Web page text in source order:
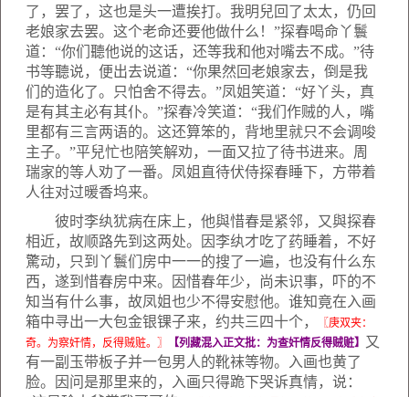
了，罢了，这也是头一遭挨打。我明兒回了太太，仍回
老娘家去罢。这个老命还要他做什么！”探春喝命丫鬟
道：“你们聽他说的这话，还等我和他对嘴去不成。”待
书等聽说，便出去说道：“你果然回老娘家去，倒是我
们的造化了。只怕舍不得去。”凤姐笑道：“好丫头，真
是有其主必有其仆。”探春冷笑道：“我们作贼的人，嘴
里都有三言两语的。这还算笨的，背地里就只不会调唆
主子。”平兒忙也陪笑解劝，一面又拉了待书进来。周
瑞家的等人劝了一番。凤姐直待伏侍探春睡下，方带着
人往对过暖香坞来。
彼时李纨犹病在床上，他與惜春是紧邻，又與探春
相近，故顺路先到这两处。因李纨才吃了药睡着，不好
驚动，只到丫鬟们房中一一的搜了一遍，也没有什么东
西，遂到惜春房中来。因惜春年少，尚未识事，吓的不
知当有什么事，故凤姐也少不得安慰他。谁知竟在入画
箱中寻出一大包金银锞子来，约共三四十个，
〖庚双夹：
奇。为察奸情，反得贼赃。〗
【列藏混入正文批：为查奸情反得贼赃】 又
有一副玉带板子并一包男人的靴袜等物。入画也黄了
脸。因问是那里来的，入画只得跪下哭诉真情，说：